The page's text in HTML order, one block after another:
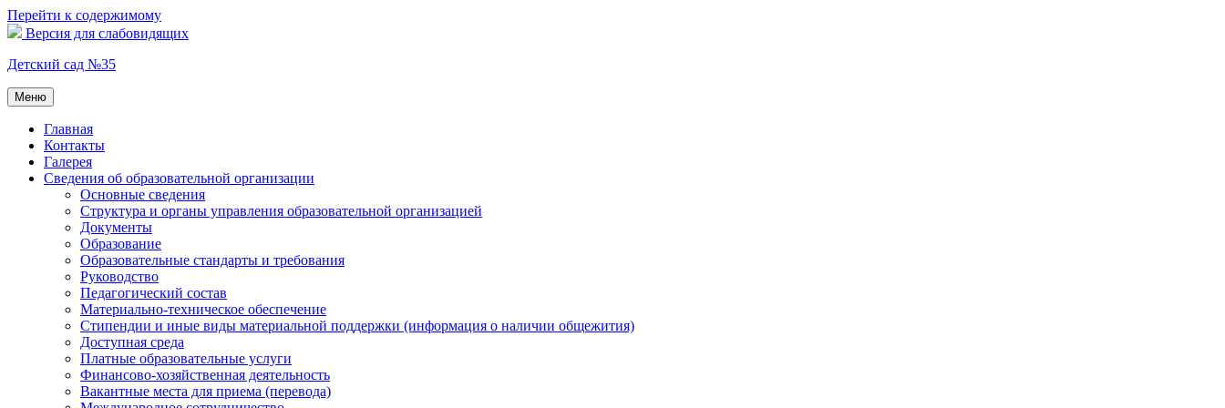
Перейти к содержимому
Версия для слабовидящих
Детский сад №35
Меню
Главная
Контакты
Галерея
Сведения об образовательной организации
Основные сведения
Структура и органы управления образовательной организацией
Документы
Образование
Образовательные стандарты и требования
Руководство
Педагогический состав
Материально-техническое обеспечение
Стипендии и иные виды материальной поддержки (информация о наличии общежития)
Доступная среда
Платные образовательные услуги
Финансово-хозяйственная деятельность
Вакантные места для приема (перевода)